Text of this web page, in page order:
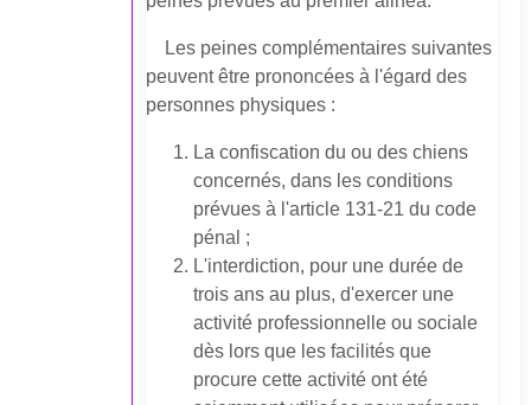
Les peines complémentaires suivantes
peuvent être prononcées à l'égard des
personnes physiques :
La confiscation du ou des chiens
concernés, dans les conditions
prévues à l'article 131-21 du code
pénal ;
L'interdiction, pour une durée de
trois ans au plus, d'exercer une
activité professionnelle ou sociale
dès lors que les facilités que
procure cette activité ont été